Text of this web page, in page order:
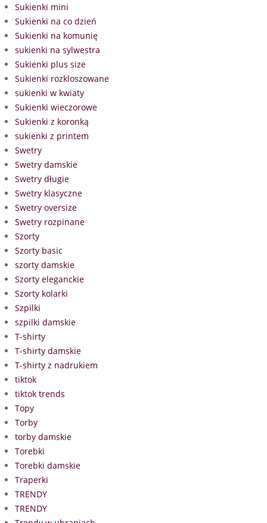
Sukienki mini
Sukienki na co dzień
Sukienki na komunię
sukienki na sylwestra
Sukienki plus size
Sukienki rozkloszowane
sukienki w kwiaty
Sukienki wieczorowe
Sukienki z koronką
sukienki z printem
Swetry
Swetry damskie
Swetry długie
Swetry klasyczne
Swetry oversize
Swetry rozpinane
Szorty
Szorty basic
szorty damskie
Szorty eleganckie
Szorty kolarki
Szpilki
szpilki damskie
T-shirty
T-shirty damskie
T-shirty z nadrukiem
tiktok
tiktok trends
Topy
Torby
torby damskie
Torebki
Torebki damskie
Traperki
TRENDY
TRENDY